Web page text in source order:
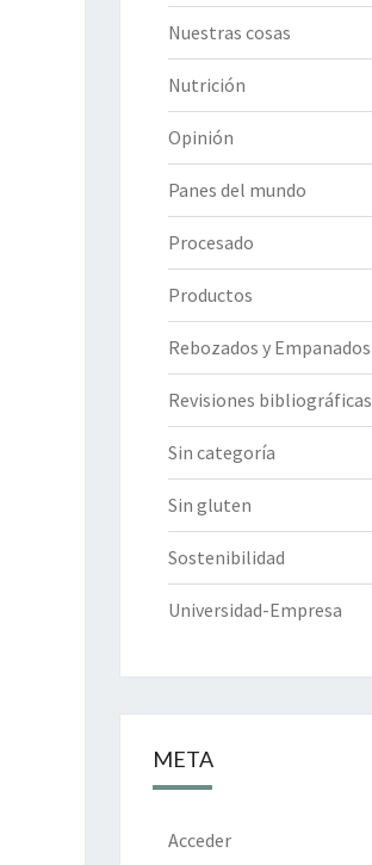
Nuestras cosas
Nutrición
Opinión
Panes del mundo
Procesado
Productos
Rebozados y Empanados
Revisiones bibliográficas
Sin categoría
Sin gluten
Sostenibilidad
Universidad-Empresa
META
Acceder